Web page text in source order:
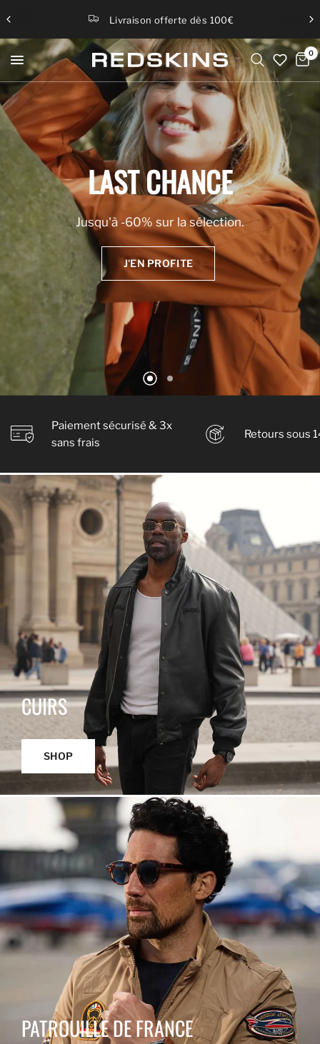
Livraison offerte dès 100€
0
LASTCHANCE
Jusqu'à -60% sur la sélection.
J'EN PROFITE
PATROUILLEDEFRANCE
La collaboration entre Redskins et la prestigieuse
Patrouille
de France, marque officielle de l'Armée de
l'Air et de l'Espace française.
DÉCOUVRIR
Paiement sécurisé & 3x
sans frais
Retours sous
CUIRS
SHOP
PATROUILLE DE FRANCE